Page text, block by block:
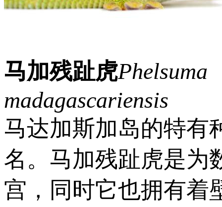
马加残趾虎Phelsuma
madagascariensis
马达加斯加岛的特有
名。马加残趾虎是为
宫，同时它也拥有着